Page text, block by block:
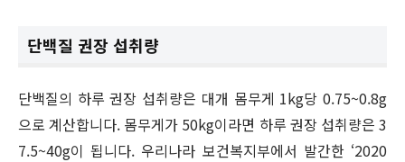
단백질 권장 섭취량
단백질의 하루 권장 섭취량은 대개 몸무게 1kg당 0.75~0.8g
으로 계산합니다. 몸무게가 50kg이라면 하루 권장 섭취량은 3
7.5~40g이 됩니다. 우리나라 보건복지부에서 발간한 ‘2020